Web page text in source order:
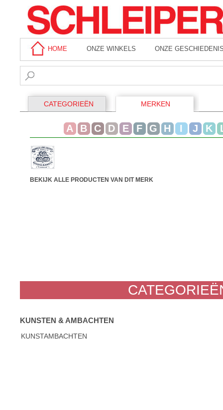
HOME ONZE WINKELS ONZE
CATEGORIEËN MERKEN
A B C D E F G H I J K
BEKIJK ALLE PRODUCTEN VAN DIT MERK
KUNSTEN & AMBACHTEN
KUNSTAMBACHTEN